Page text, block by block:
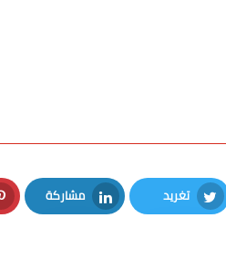
تغريد
Twitter
مشاركة
LinkedIn